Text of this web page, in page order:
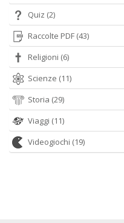
Quiz (2)
Raccolte PDF (43)
Religioni (6)
Scienze (11)
Storia (29)
Viaggi (11)
Videogiochi (19)